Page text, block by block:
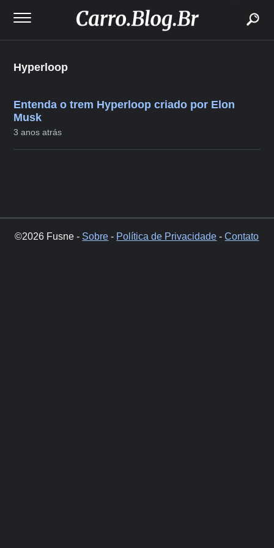
Hyperloop
Entenda o trem Hyperloop criado por Elon
Musk
3 anos atrás
©2026 Fusne - Sobre - Política de Privacidade -Contato